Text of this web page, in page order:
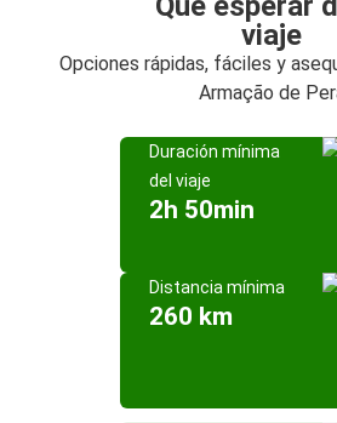
viaje
Opciones rápidas, fáciles y
Armação de
Duración mínima
del viaje
2h 50min
Distancia mínima
260 km